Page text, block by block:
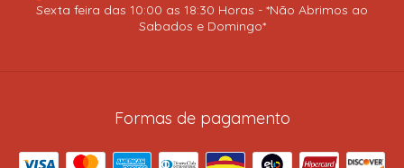
Sexta feira das 10:00 as 18:30 Horas - *Não Abrimos ao
Sabados e Domingo*
Formas de pagamento